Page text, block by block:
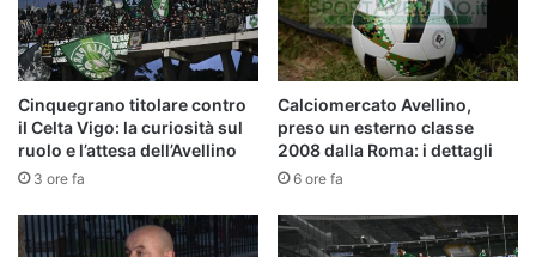
Cinquegrano titolare contro
il Celta Vigo: la curiosità sul
ruolo e l’attesa dell’Avellino
3 ore fa
Calciomercato Avellino,
preso un esterno classe
2008 dalla Roma: i dettagli
6 ore fa